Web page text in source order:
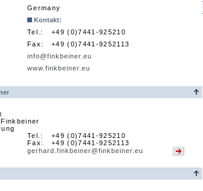
Germany
Kontakt:
Tel.:
+49 (0)7441-925210
Fax:
+49 (0)7441-9252113
info@finkbeiner.eu
www.finkbeiner.eu
Tel.:
+49 (0)7441-925210
Fax:
+49 (0)7441-9252113
gerhard.finkbeiner@finkbeiner.eu